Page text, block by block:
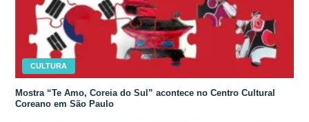
CULTURA
Mostra “Te Amo, Coreia do Sul” acontece no Centro Cultural
Coreano em São Paulo